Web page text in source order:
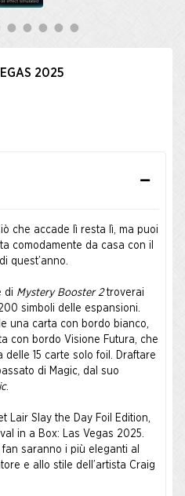
2025
che accade lì resta lì, ma puoi
comodamente da casa con il
quest’anno.
di Mystery Booster 2troverai
simboli delle espansioni.
una carta con bordo bianco,
con bordo Visione Futura, che
15 carte solo foil. Draftare
di Magic, dal suo
.
Lair Slay the Day Foil Edition,
in a Box: Las Vegas 2025.
saranno i più eleganti al
e allo stile dell’artista Craig